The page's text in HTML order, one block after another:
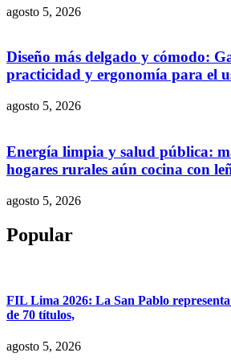
agosto 5, 2026
Diseño más delgado y cómodo:
practicidad y ergonomía para el
agosto 5, 2026
Energía limpia y salud pública:
hogares rurales aún cocina con
agosto 5, 2026
Popular
FIL Lima 2026: La San Pablo
de 70 títulos,
agosto 5, 2026